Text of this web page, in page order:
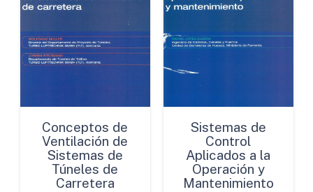
Conceptos de
Ventilación de
Sistemas de
Túneles de
Carretera
Sistemas de
Control
Aplicados a la
Operación y
Mantenimiento